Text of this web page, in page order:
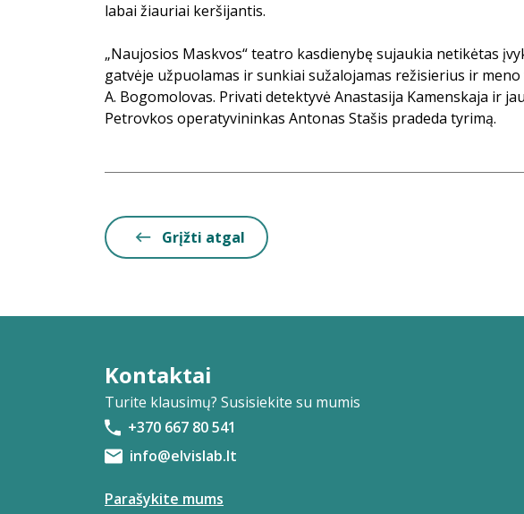
labai žiauriai keršijantis.
„Naujosios Maskvos“ teatro kasdienybę sujaukia netikėtas
gatvėje užpuolamas ir sunkiai sužalojamas režisierius ir meno
A. Bogomolovas. Privati detektyvė Anastasija Kamenskaja ir
Petrovkos operatyvininkas Antonas Stašis pradeda tyrimą.
Grįžti atgal
Kontaktai
Turite klausimų? Susisiekite su mumis
+370 667 80 541
info@elvislab.lt
Parašykite mums